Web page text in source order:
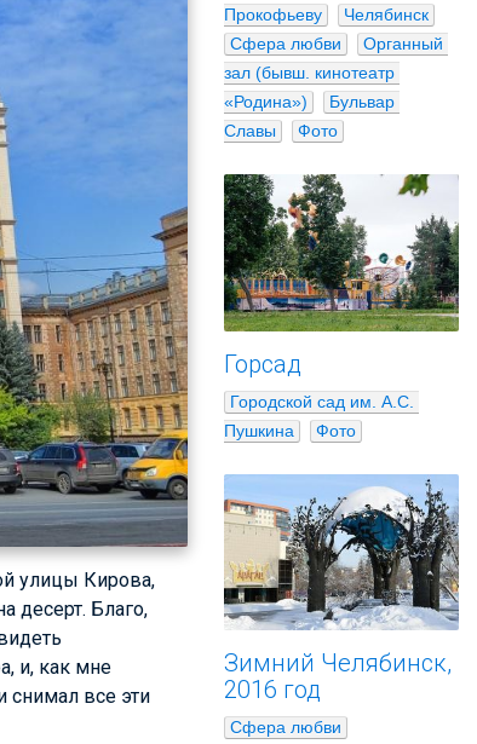
улицы Кирова,
десерт. Благо,
и, как мне
снимал все эти
Прокофьеву
Челябинск
Сфера любви
Органный
зал (бывш. кинотеатр
«Родина»)
Бульвар
Славы
Фото
Горсад
Городской сад им. А.С.
Пушкина
Фото
Зимний Челябинск,
2016 год
Сфера любви